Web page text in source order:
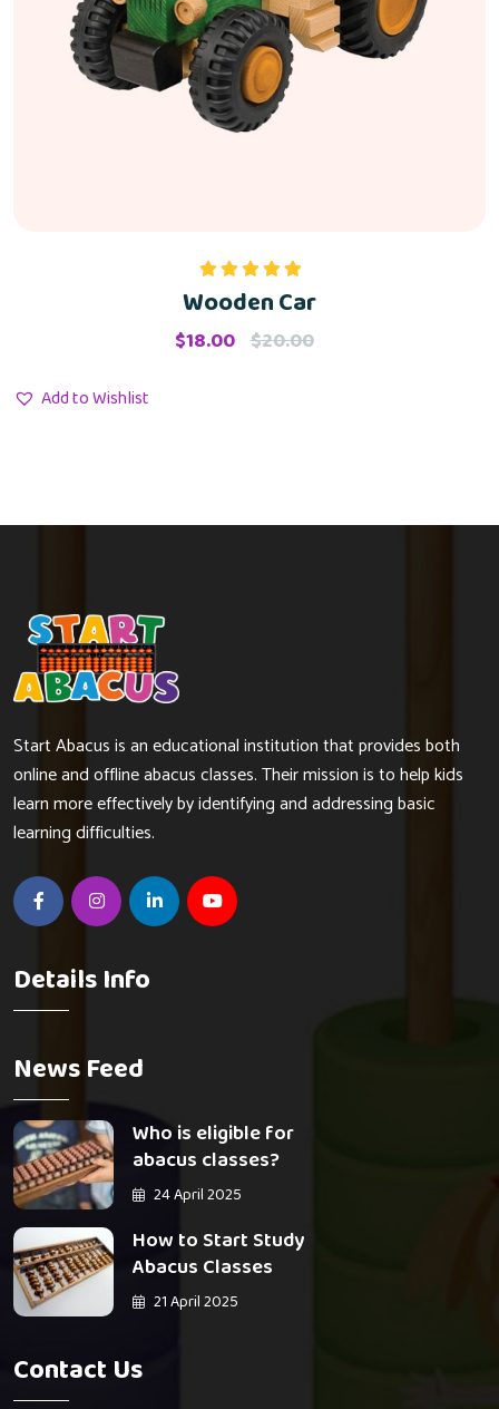
Rated
5.00
out of 5
Wooden Car
$18.00 $20.00
Add to Wishlist
Start Abacus is an educational institution that provides both
online and offline abacus classes. Their mission is to help kids
learn more effectively by identifying and addressing basic
learning difficulties.
Details Info
News Feed
Who is eligible for
abacus classes?
24 April 2025
How to Start Study
Abacus Classes
21 April 2025
Contact Us